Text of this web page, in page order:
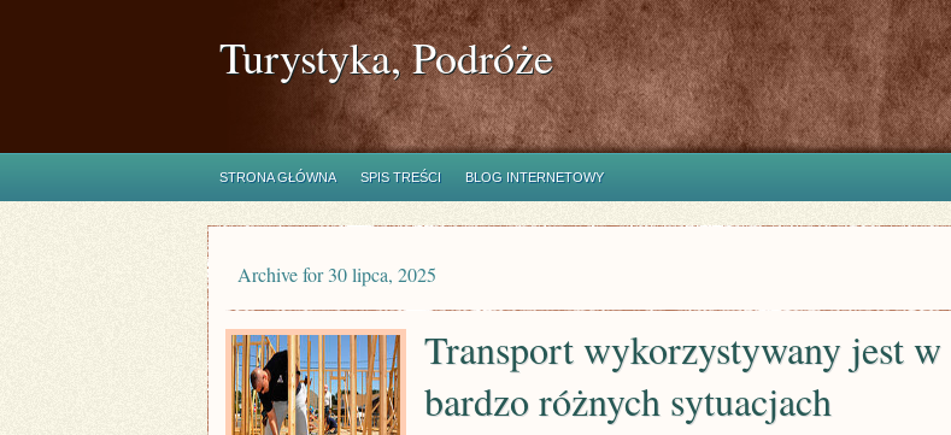
Turystyka, Podróże
STRONA GŁÓWNA SPIS TREŚCI BLOG INTERNETOWY
Archive for 30 lipca, 2025
Transport wykorzystywany jest w
bardzo różnych sytuacjach